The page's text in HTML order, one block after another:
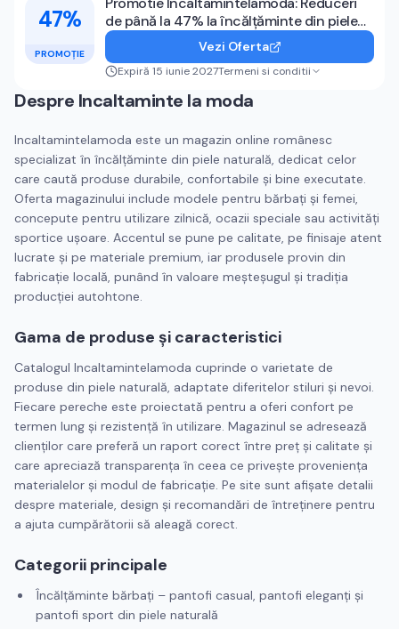
47%
PROMOȚIE
de până la 47% la încălțăminte din piele
naturală
Vezi Oferta
Expiră 15 iunie 2027Termeni si conditii
Despre Incaltaminte la moda
Incaltamintelamoda este un magazin online românesc
specializat în încălțăminte din piele naturală, dedicat celor
care caută produse durabile, confortabile și bine executate.
Oferta magazinului include modele pentru bărbați și femei,
concepute pentru utilizare zilnică, ocazii speciale sau activități
sportice ușoare. Accentul se pune pe calitate, pe finisaje atent
lucrate și pe materiale premium, iar produsele provin din
fabricație locală, punând în valoare meșteșugul și tradiția
producției autohtone.
Gama de produse și caracteristici
Catalogul Incaltamintelamoda cuprinde o varietate de
produse din piele naturală, adaptate diferitelor stiluri și nevoi.
Fiecare pereche este proiectată pentru a oferi confort pe
termen lung și rezistență în utilizare. Magazinul se adresează
clienților care preferă un raport corect între preț și calitate și
care apreciază transparența în ceea ce privește proveniența
materialelor și modul de fabricație. Pe site sunt afișate detalii
despre materiale, design și recomandări de întreținere pentru
a ajuta cumpărătorii să aleagă corect.
Categorii principale
Încălțăminte bărbați – pantofi casual, pantofi eleganți și
pantofi sport din piele naturală